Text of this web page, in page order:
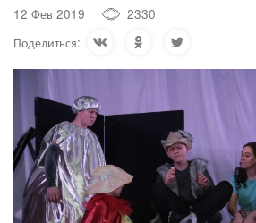
12 Фев 2019
2330
Поделиться: